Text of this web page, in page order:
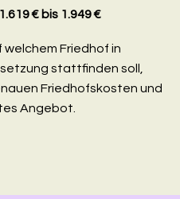
€ bis 1.949 €
welchem Friedhof in
stattfinden soll,
Friedhofskosten und
Angebot.